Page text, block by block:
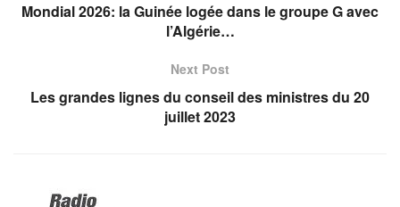
Mondial 2026: la Guinée logée dans le groupe G avec
l’Algérie…
Next Post
Les grandes lignes du conseil des ministres du 20
juillet 2023